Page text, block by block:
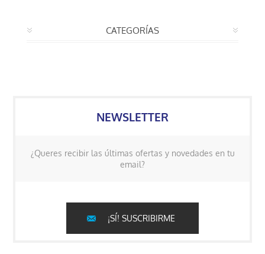
CATEGORÍAS
NEWSLETTER
¿Queres recibir las últimas ofertas y novedades en tu
email?
¡SÍ! SUSCRIBIRME